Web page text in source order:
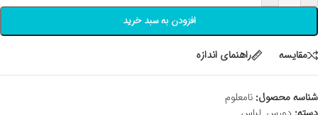
افزودن به سبد خرید
مقايسه راهنمای اندازه
شناسه محصول: نامعلوم